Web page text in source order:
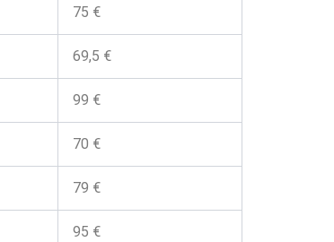
75 €
69,5 €
99 €
70 €
79 €
95 €